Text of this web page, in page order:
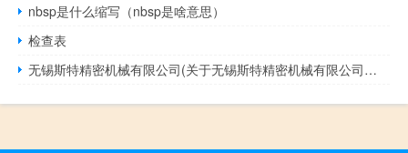
nbsp是什么缩写（nbsp是啥意思）
检查表
无锡斯特精密机械有限公司(关于无锡斯特精密机械有限公司的简介)